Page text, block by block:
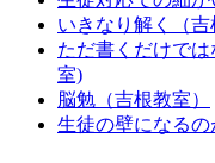
いきなり解く（吉
ただ書くだけで
室)
脳勉（吉根教室）
生徒の壁になる